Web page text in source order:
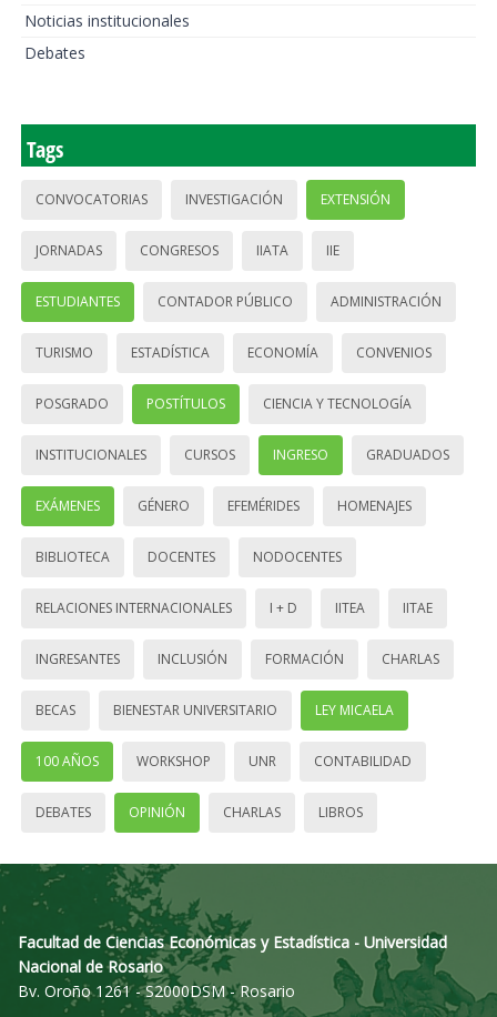
Noticias institucionales
Debates
Tags
CONVOCATORIAS INVESTIGACIÓN EXTENSIÓN
JORNADAS CONGRESOS IIATA IIE
ESTUDIANTES CONTADOR PÚBLICO ADMINISTRACIÓN
TURISMO ESTADÍSTICA ECONOMÍA CONVENIOS
POSGRADO POSTÍTULOS CIENCIA Y TECNOLOGÍA
INSTITUCIONALES CURSOS INGRESO GRADUADOS
EXÁMENES GÉNERO EFEMÉRIDES HOMENAJES
BIBLIOTECA DOCENTES NODOCENTES
RELACIONES INTERNACIONALES I + D IITEA IITAE
INGRESANTES INCLUSIÓN FORMACIÓN CHARLAS
BECAS BIENESTAR UNIVERSITARIO LEY MICAELA
100 AÑOS WORKSHOP UNR CONTABILIDAD
DEBATES OPINIÓN CHARLAS LIBROS
Facultad de Ciencias Económicas y Estadística - Universidad
Nacional de Rosario
Bv. Oroño 1261 - S2000DSM - Rosario